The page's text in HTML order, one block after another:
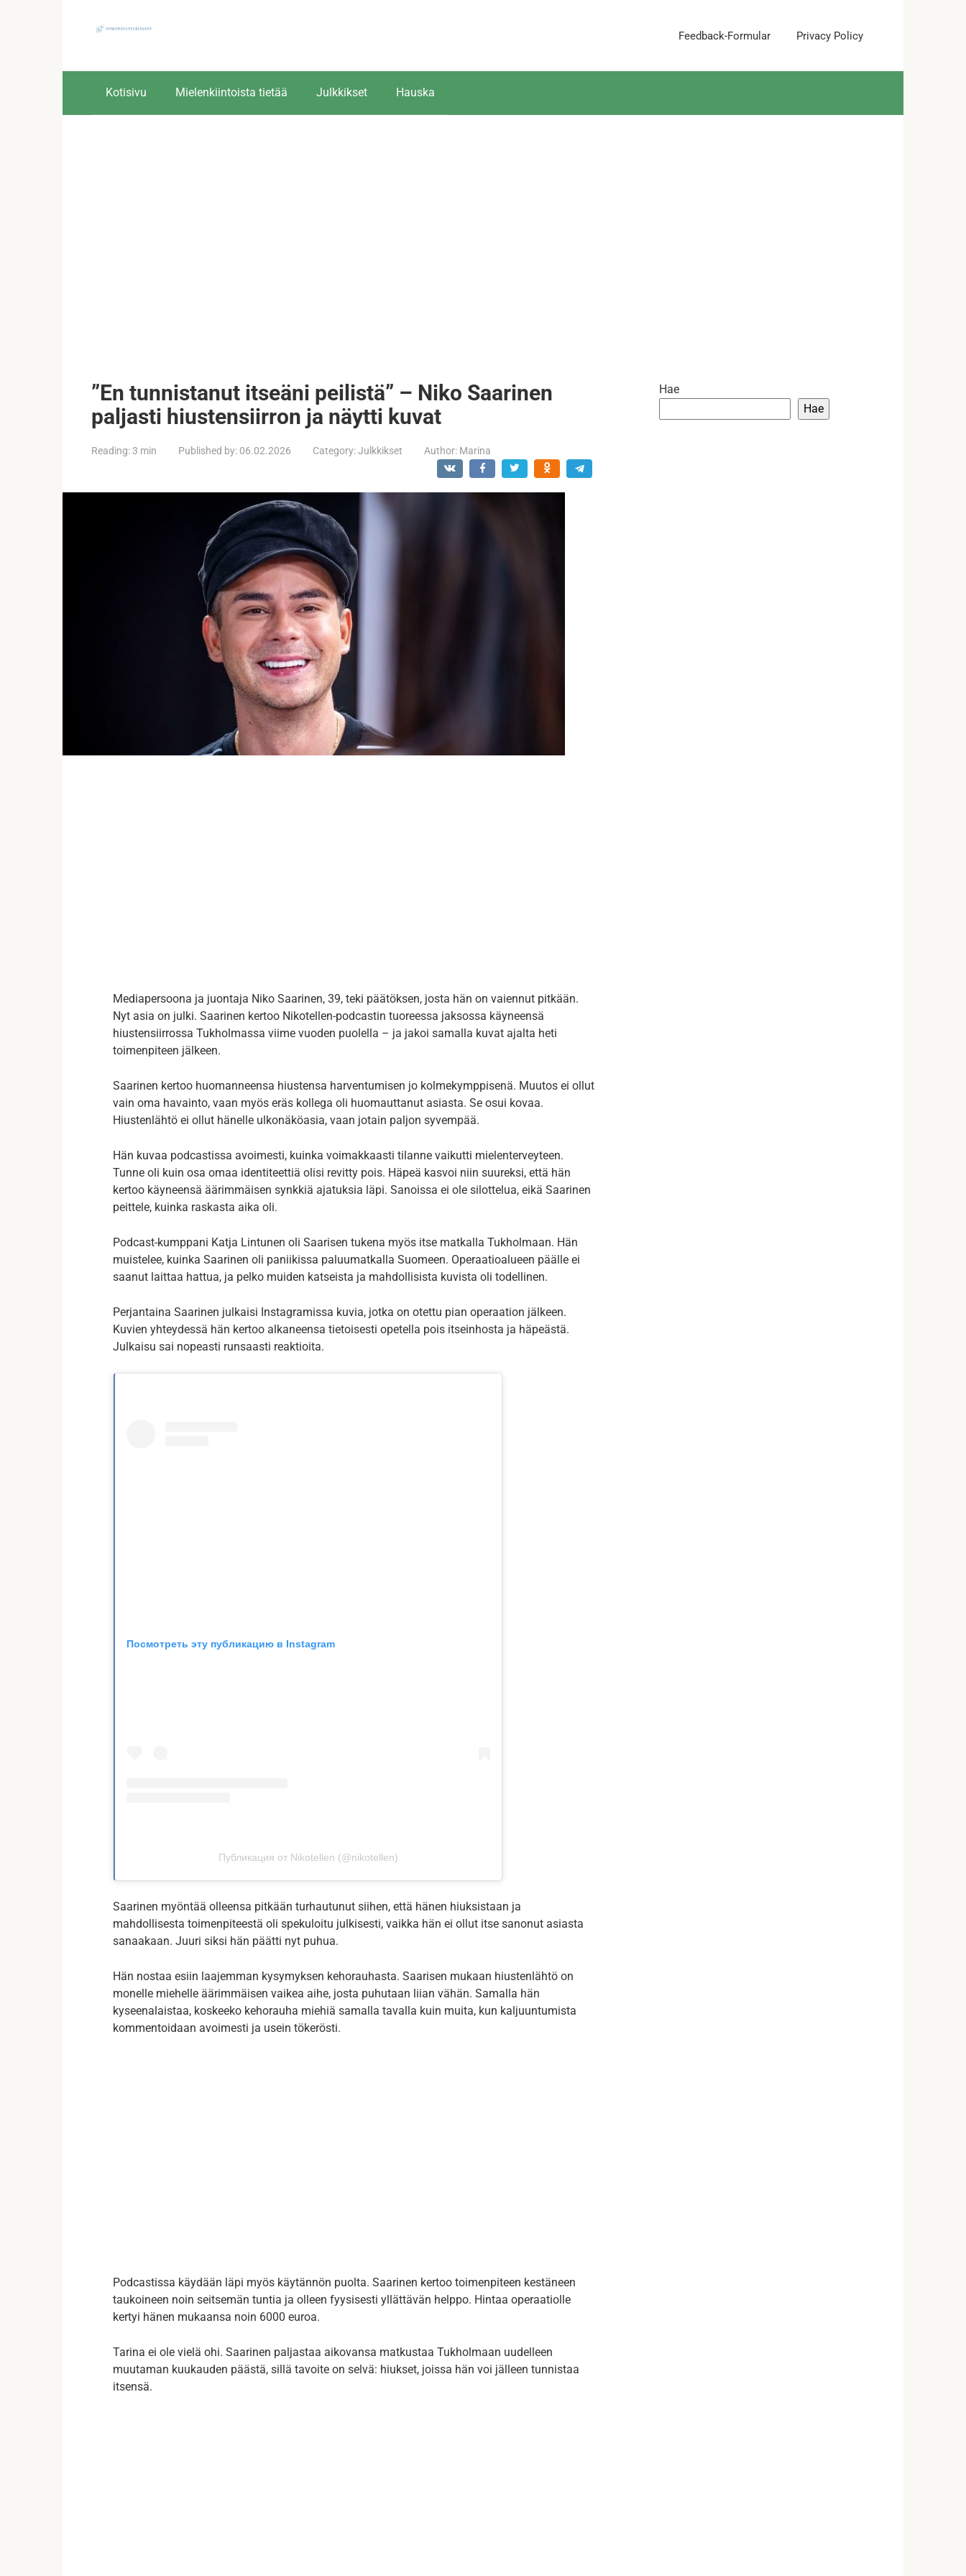
Feedback-Formular Privacy Policy
Kotisivu Mielenkiintoista tietää Julkkikset Hauska
”En tunnistanut itseäni peilistä” – Niko Saarinen
paljasti hiustensiirron ja näytti kuvat
Reading:3 min Published by: 06.02.2026 Category:Julkkikset Author: Marina
Mediapersoona ja juontaja Niko Saarinen, 39, teki päätöksen, josta hän on vaiennut pitkään.
Nyt asia on julki. Saarinen kertoo Nikotellen-podcastin tuoreessa jaksossa käyneensä
hiustensiirrossa Tukholmassa viime vuoden puolella – ja jakoi samalla kuvat ajalta heti
toimenpiteen jälkeen.
Saarinen kertoo huomanneensa hiustensa harventumisen jo kolmekymppisenä. Muutos ei ollut
vain oma havainto, vaan myös eräs kollega oli huomauttanut asiasta. Se osui kovaa.
Hiustenlähtö ei ollut hänelle ulkonäköasia, vaan jotain paljon syvempää.
Hän kuvaa podcastissa avoimesti, kuinka voimakkaasti tilanne vaikutti mielenterveyteen.
Tunne oli kuin osa omaa identiteettiä olisi revitty pois. Häpeä kasvoi niin suureksi, että hän
kertoo käyneensä äärimmäisen synkkiä ajatuksia läpi. Sanoissa ei ole silottelua, eikä Saarinen
peittele, kuinka raskasta aika oli.
Podcast-kumppani Katja Lintunen oli Saarisen tukena myös itse matkalla Tukholmaan. Hän
muistelee, kuinka Saarinen oli paniikissa paluumatkalla Suomeen. Operaatioalueen päälle ei
saanut laittaa hattua, ja pelko muiden katseista ja mahdollisista kuvista oli todellinen.
Perjantaina Saarinen julkaisi Instagramissa kuvia, jotka on otettu pian operaation jälkeen.
Kuvien yhteydessä hän kertoo alkaneensa tietoisesti opetella pois itseinhosta ja häpeästä.
Julkaisu sai nopeasti runsaasti reaktioita.
Посмотреть эту публикацию в Instagram
Публикация от Nikotellen (@nikotellen)
Saarinen myöntää olleensa pitkään turhautunut siihen, että hänen hiuksistaan ja
mahdollisesta toimenpiteestä oli spekuloitu julkisesti, vaikka hän ei ollut itse sanonut asiasta
sanaakaan. Juuri siksi hän päätti nyt puhua.
Hän nostaa esiin laajemman kysymyksen kehorauhasta. Saarisen mukaan hiustenlähtö on
monelle miehelle äärimmäisen vaikea aihe, josta puhutaan liian vähän. Samalla hän
kyseenalaistaa, koskeeko kehorauha miehiä samalla tavalla kuin muita, kun kaljuuntumista
kommentoidaan avoimesti ja usein tökerösti.
Podcastissa käydään läpi myös käytännön puolta. Saarinen kertoo toimenpiteen kestäneen
taukoineen noin seitsemän tuntia ja olleen fyysisesti yllättävän helppo. Hintaa operaatiolle
kertyi hänen mukaansa noin 6000 euroa.
Tarina ei ole vielä ohi. Saarinen paljastaa aikovansa matkustaa Tukholmaan uudelleen
muutaman kuukauden päästä, sillä tavoite on selvä: hiukset, joissa hän voi jälleen tunnistaa
itsensä.
Hae
Hae